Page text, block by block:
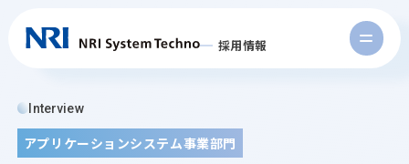
採用情報
Interview
アプリケーションシステム事業部門